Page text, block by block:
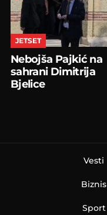
JETSET
Nebojša Pajkić na
sahrani Dimitrija
Bjelice
Vesti
Biznis
Sport